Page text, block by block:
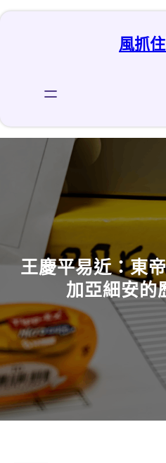
跳
風抓
王慶平易近：東
加亞細安的